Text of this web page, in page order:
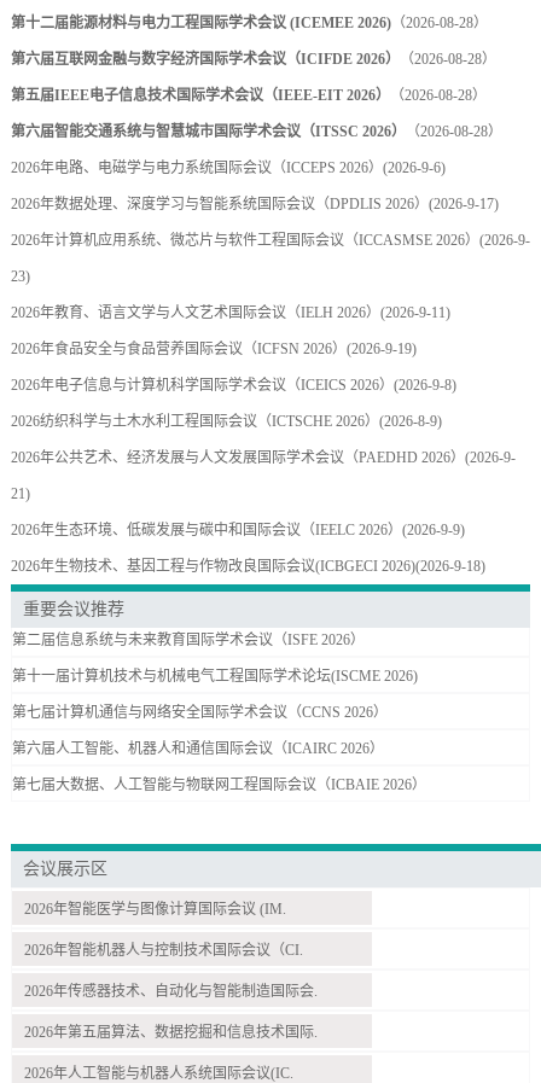
第十二届能源材料与电力工程国际学术会议 (ICEMEE 2026)（2026-08-28）
第六届互联网金融与数字经济国际学术会议（ICIFDE 2026） （2026-08-28）
第五届IEEE电子信息技术国际学术会议（IEEE-EIT 2026） （2026-08-28）
第六届智能交通系统与智慧城市国际学术会议（ITSSC 2026） （2026-08-28）
2026年电路、电磁学与电力系统国际会议（ICCEPS 2026） (2026-9-6)
2026年数据处理、深度学习与智能系统国际会议（DPDLIS 2026） (2026-9-17)
2026年计算机应用系统、微芯片与软件工程国际会议（ICCASMSE 2026） (2026-9-
23)
2026年教育、语言文学与人文艺术国际会议（IELH 2026） (2026-9-11)
2026年食品安全与食品营养国际会议（ICFSN 2026） (2026-9-19)
2026年电子信息与计算机科学国际学术会议（ICEICS 2026） (2026-9-8)
2026纺织科学与土木水利工程国际会议（ICTSCHE 2026） (2026-8-9)
2026年公共艺术、经济发展与人文发展国际学术会议（PAEDHD 2026） (2026-9-
21)
2026年生态环境、低碳发展与碳中和国际会议（IEELC 2026） (2026-9-9)
2026年生物技术、基因工程与作物改良国际会议(ICBGECI 2026)(2026-9-18)
重要会议推荐
第二届信息系统与未来教育国际学术会议（ISFE 2026）
第十一届计算机技术与机械电气工程国际学术论坛(ISCME 2026)
第七届计算机通信与网络安全国际学术会议（CCNS 2026）
第六届人工智能、机器人和通信国际会议（ICAIRC 2026）
第七届大数据、人工智能与物联网工程国际会议（ICBAIE 2026）
会议展示区
2026年智能医学与图像计算国际会议 (IM.
2026年智能机器人与控制技术国际会议（CI.
2026年传感器技术、自动化与智能制造国际会.
2026年第五届算法、数据挖掘和信息技术国际.
2026年人工智能与机器人系统国际会议(IC.